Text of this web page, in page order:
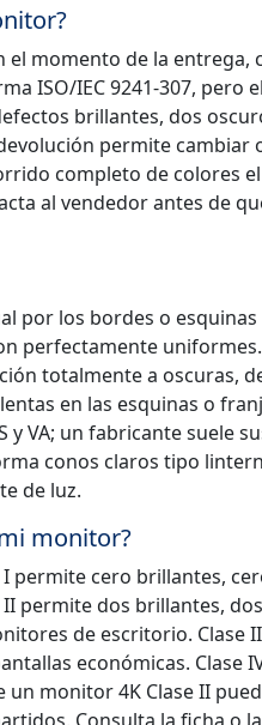
el momento de la entrega,
ISO/IEC 9241-307, pero
brillantes, dos
permite cambiar
completo de colores el
al vendedor antes de
por los bordes o
perfectamente
totalmente a oscuras,
en las esquinas o
y VA; un fabricante suele
conos claros tipo
de luz.
monitor?
I permite cero brillantes,
permite dos brillantes, dos
de escritorio. Clase
económicas. Clase
un monitor 4K Clase II